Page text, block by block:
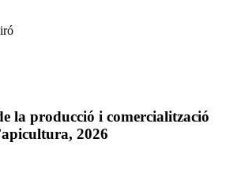
la producció i comercialització
2026